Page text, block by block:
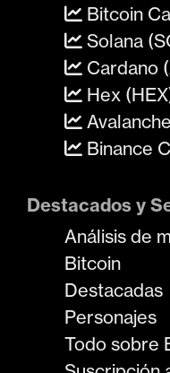
Bitcoin
Solana
Cardano
Hex
Binance
Destacados y
Análisis de
Bitcoin
Destacadas
Personajes
Todo sobre